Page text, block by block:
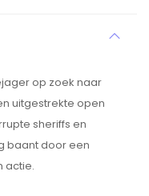
op zoek naar
uitgestrekte open
sheriffs en
baant door een
actie.